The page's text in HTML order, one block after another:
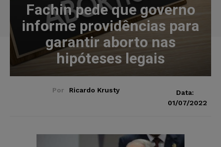
Fachin pede que governo
informe providências para
garantir aborto nas
hipóteses legais
Por Ricardo Krusty
Data:
01/07/2022